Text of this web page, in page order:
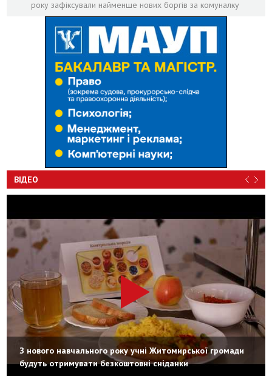
року зафіксували найменше нових боргів за комуналку
ВІДЕО
З нового навчального року учні Житомирської громади
будуть отримувати безкоштовні сніданки